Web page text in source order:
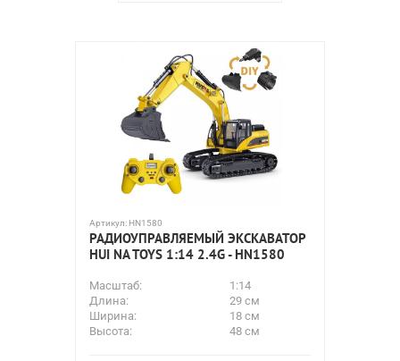
Артикул: HN1580
РАДИОУПРАВЛЯЕМЫЙ ЭКСКАВАТОР
HUI NA TOYS 1:14 2.4G - HN1580
Масштаб:
1:14
Длина:
29 см
Ширина:
18 см
Высота:
48 см